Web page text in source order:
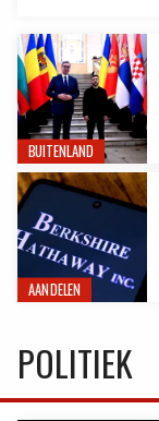
BUITENLAND
AANDELEN
POLITIEK